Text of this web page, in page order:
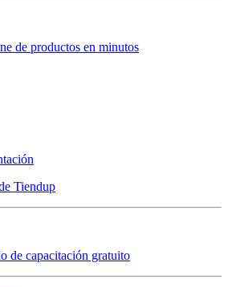
de productos en minutos
Tiendup
de capacitación gratuito